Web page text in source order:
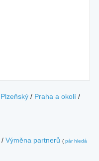
Plzeňský / Praha a okolí /
/ Výměna partnerů ( pár hledá